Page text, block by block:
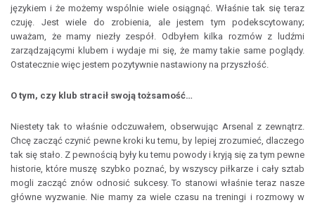
językiem i że możemy wspólnie wiele osiągnąć. Właśnie tak się teraz
czuję. Jest wiele do zrobienia, ale jestem tym podekscytowany;
uważam, że mamy niezły zespół. Odbyłem kilka rozmów z ludźmi
zarządzającymi klubem i wydaje mi się, że mamy takie same poglądy.
Ostatecznie więc jestem pozytywnie nastawiony na przyszłość.
O tym, czy klub stracił swoją tożsamość…
Niestety tak to właśnie odczuwałem, obserwując Arsenal z zewnątrz.
Chcę zacząć czynić pewne kroki ku temu, by lepiej zrozumieć, dlaczego
tak się stało. Z pewnością były ku temu powody i kryją się za tym pewne
historie, które muszę szybko poznać, by wszyscy piłkarze i cały sztab
mogli zacząć znów odnosić sukcesy. To stanowi właśnie teraz nasze
główne wyzwanie. Nie mamy za wiele czasu na treningi i rozmowy w